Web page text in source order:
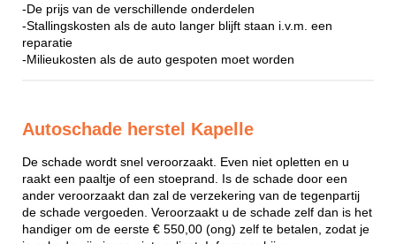
-De prijs van de verschillende onderdelen
-Stallingskosten als de auto langer blijft staan i.v.m. een
reparatie
-Milieukosten als de auto gespoten moet worden
Autoschade herstel Kapelle
De schade wordt snel veroorzaakt. Even niet opletten en u
raakt een paaltje of een stoeprand. Is de schade door een
ander veroorzaakt dan zal de verzekering van de tegenpartij
de schade vergoeden. Veroorzaakt u de schade zelf dan is het
handiger om de eerste € 550,00 (ong) zelf te betalen, zodat je